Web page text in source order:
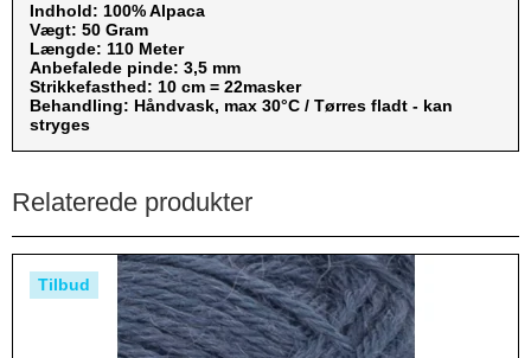
Indhold: 100% Alpaca
Vægt: 50 Gram
Længde: 110 Meter
Anbefalede pinde: 3,5 mm
Strikkefasthed: 10 cm = 22masker
Behandling: Håndvask, max 30°C / Tørres fladt - kan
stryges
Relaterede produkter
Tilbud